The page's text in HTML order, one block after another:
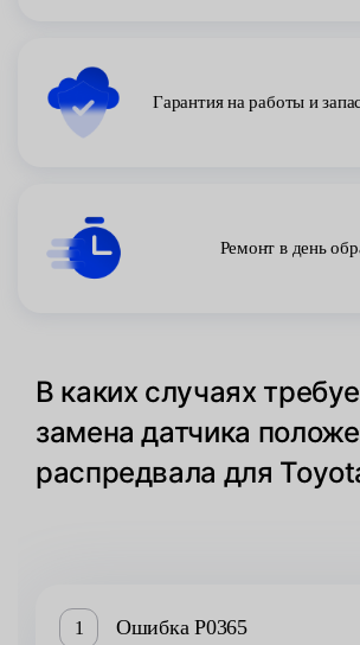
Гарантия на работы и
Ремонт в день
В каких случаях
замена датчика
распредвала для
1 Ошибка P0365